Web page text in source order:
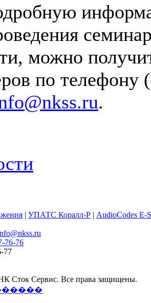
можно
по телефону
.
| УПАТС Коралл-Р | AudioCodes E-
76-76
77
Сток Сервис. Все права защищены.